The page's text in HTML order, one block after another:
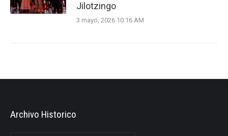
Jilotzingo
3 mayo, 2026 10:16 AM
Archivo Historico